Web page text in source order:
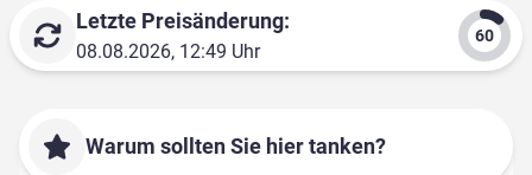
Letzte Preisänderung:
08.08.2026, 12:49 Uhr
Warum sollten Sie hier tanken?